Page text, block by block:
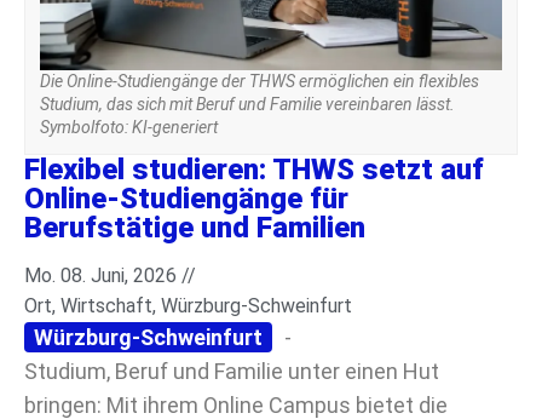
Die Online-Studiengänge der THWS ermöglichen ein flexibles
Studium, das sich mit Beruf und Familie vereinbaren lässt.
Symbolfoto: KI-generiert
Flexibel studieren: THWS setzt auf
Online-Studiengänge für
Berufstätige und Familien
Mo. 08. Juni, 2026 //
Ort, Wirtschaft, Würzburg-Schweinfurt
Würzburg-Schweinfurt
-
Studium, Beruf und Familie unter einen Hut
bringen: Mit ihrem Online Campus bietet die